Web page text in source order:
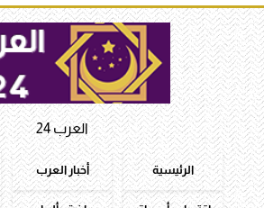
العرب 24
الرئيسية أخبار العرب